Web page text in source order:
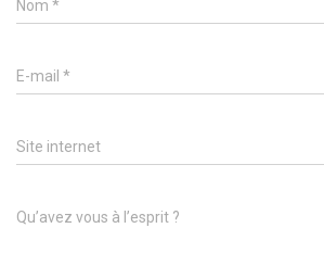
Nom *
E-mail *
Site internet
Qu’avez vous à l’esprit ?